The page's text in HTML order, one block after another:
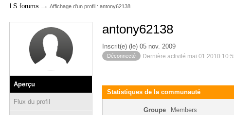
LS forums → Affichage d'un profil : antony62138
Aperçu
Flux du profil
antony62138
Inscrit(e) (le) 05 nov. 2009
Déconnecté Dernière activité mai 01 2010
Statistiques de la communauté
Groupe
Members